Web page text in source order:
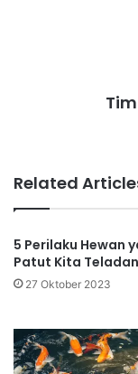
Related
5 Perilaku Hewan
Patut Kita
27 Oktober 2023